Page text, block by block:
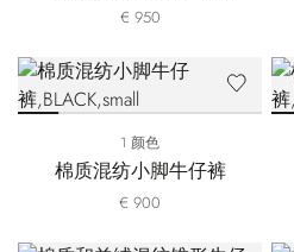
€ 950
1 颜色
棉质混纺小脚牛仔裤
€ 900